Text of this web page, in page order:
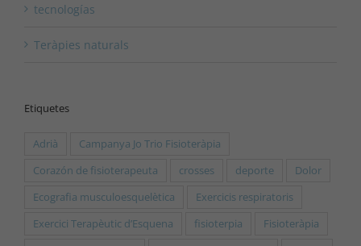
tecnologías
Teràpies naturals
Etiquetes
Adrià
Campanya Jo Trio Fisioteràpia
Corazón de fisioterapeuta
crosses deporte
Dolor
Ecografia musculoesquelètica
Exercicis respiratoris
Exercici Terapèutic d’Esquena
fisioterpia
Fisioteràpia